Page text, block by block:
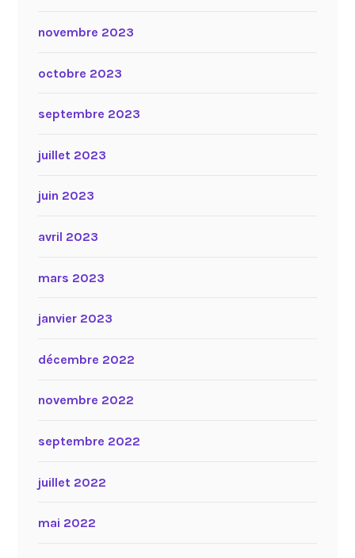
novembre 2023
octobre 2023
septembre 2023
juillet 2023
juin 2023
avril 2023
mars 2023
janvier 2023
décembre 2022
novembre 2022
septembre 2022
juillet 2022
mai 2022